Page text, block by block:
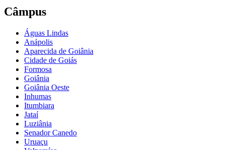
Câmpus
Águas Lindas
Anápolis
Aparecida de Goiânia
Cidade de Goiás
Formosa
Goiânia
Goiânia Oeste
Inhumas
Itumbiara
Jataí
Luziânia
Senador Canedo
Uruaçu